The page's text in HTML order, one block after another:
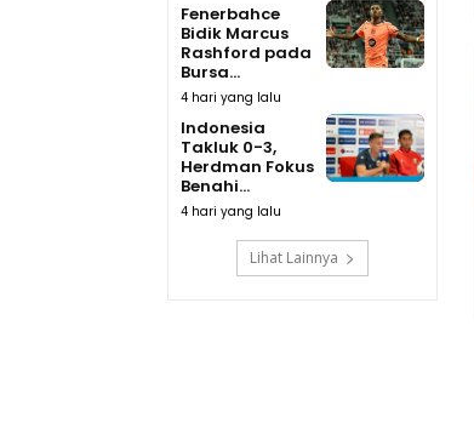
Fenerbahce
Bidik Marcus
Rashford pada
Bursa...
4 hari yang lalu
Indonesia
Takluk 0-3,
Herdman Fokus
Benahi...
4 hari yang lalu
Lihat Lainnya